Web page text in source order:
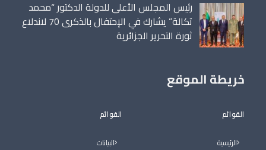
رئيس المجلس الأعلى للدولة الدكتور “محمد
تكالة” يشارك في الإحتفال بالذكرى 70 لاندلاع
ثورة التحرير الجزائرية
خريطة الموقع
القوائم
الرئيسية
القوائم
البيانات